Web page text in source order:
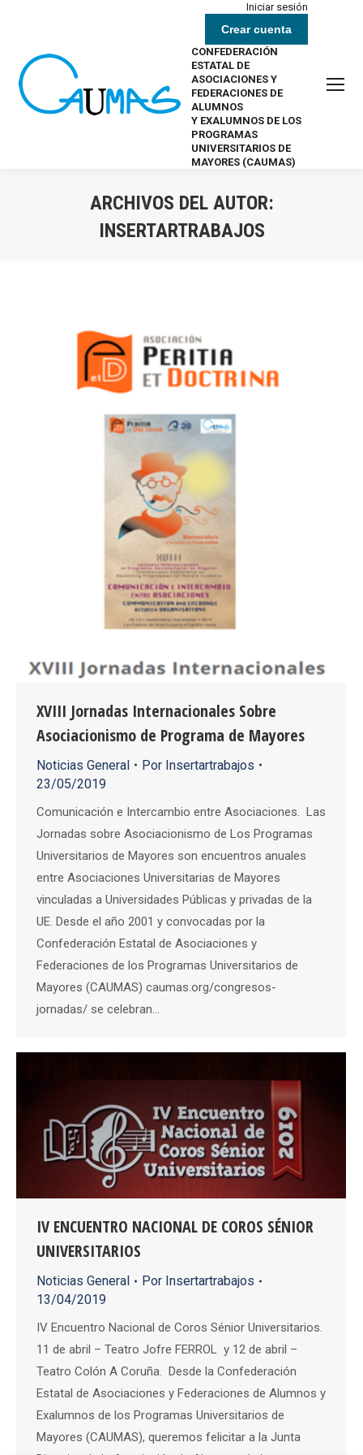
Iniciar sesión
Crear cuenta
CONFEDERACIÓN
ESTATAL DE
ASOCIACIONES Y
FEDERACIONES DE
ALUMNOS
Y EXALUMNOS DE LOS
PROGRAMAS
UNIVERSITARIOS DE
MAYORES (CAUMAS)
ARCHIVOS DEL AUTOR:
INSERTARTRABAJOS
XVIII Jornadas Internacionales Sobre
Asociacionismo de Programa de Mayores
Noticias General Por Insertartrabajos
23/05/2019
Comunicación e Intercambio entre Asociaciones. Las
Jornadas sobre Asociacionismo de Los Programas
Universitarios de Mayores son encuentros anuales
entre Asociaciones Universitarias de Mayores
vinculadas a Universidades Públicas y privadas de la
UE. Desde el año 2001 y convocadas por la
Confederación Estatal de Asociaciones y
Federaciones de los Programas Universitarios de
Mayores (CAUMAS) caumas.org/congresos-
jornadas/ se celebran…
IV ENCUENTRO NACIONAL DE COROS SÉNIOR
UNIVERSITARIOS
Noticias General Por Insertartrabajos
13/04/2019
IV Encuentro Nacional de Coros Sénior Universitarios.
11 de abril – Teatro Jofre FERROL y 12 de abril –
Teatro Colón A Coruña. Desde la Confederación
Estatal de Asociaciones y Federaciones de Alumnos y
Exalumnos de los Programas Universitarios de
Mayores (CAUMAS), queremos felicitar a la Junta